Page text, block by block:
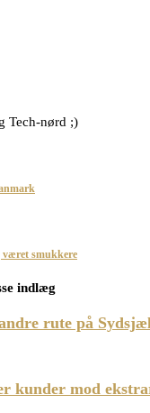
Tech-nørd ;)
været smukkere
indlæg
rute på
kunder mod